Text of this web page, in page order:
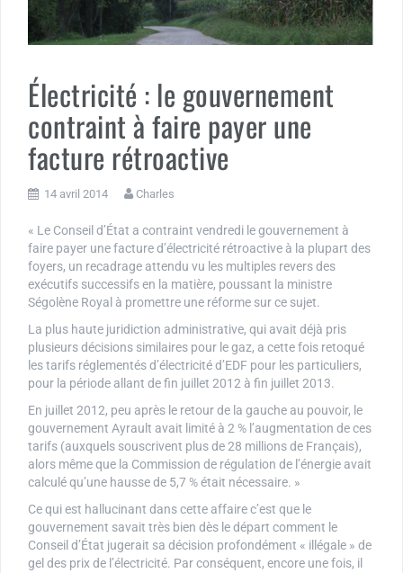
Électricité : le gouvernement
contraint à faire payer une
facture rétroactive
14 avril 2014 Charles
« Le Conseil d’État a contraint vendredi le gouvernement à
faire payer une facture d’électricité rétroactive à la plupart des
foyers, un recadrage attendu vu les multiples revers des
exécutifs successifs en la matière, poussant la ministre
Ségolène Royal à promettre une réforme sur ce sujet.
La plus haute juridiction administrative, qui avait déjà pris
plusieurs décisions similaires pour le gaz, a cette fois retoqué
les tarifs réglementés d’électricité d’EDF pour les particuliers,
pour la période allant de fin juillet 2012 à fin juillet 2013.
En juillet 2012, peu après le retour de la gauche au pouvoir, le
gouvernement Ayrault avait limité à 2 % l’augmentation de ces
tarifs (auxquels souscrivent plus de 28 millions de Français),
alors même que la Commission de régulation de l’énergie avait
calculé qu’une hausse de 5,7 % était nécessaire. »
Ce qui est hallucinant dans cette affaire c’est que le
gouvernement savait très bien dès le départ comment le
Conseil d’État jugerait sa décision profondément « illégale » de
gel des prix de l’électricité. Par conséquent, encore une fois, il